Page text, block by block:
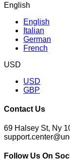
English
English
Italian
German
French
USD
USD
GBP
Contact Us
69 Halsey St, Ny
Follow Us On